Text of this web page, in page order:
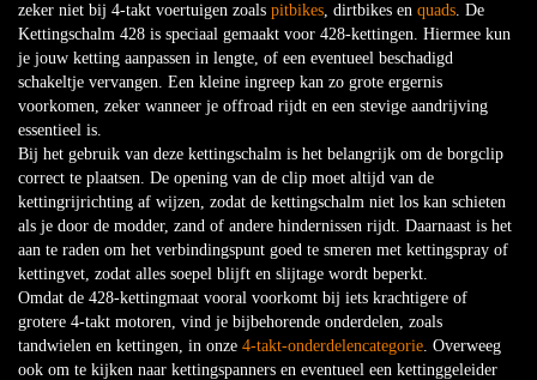
zeker niet bij 4-takt voertuigen zoals pitbikes, dirtbikes en quads. De
Kettingschalm 428 is speciaal gemaakt voor 428-kettingen. Hiermee kun
je jouw ketting aanpassen in lengte, of een eventueel beschadigd
schakeltje vervangen. Een kleine ingreep kan zo grote ergernis
voorkomen, zeker wanneer je offroad rijdt en een stevige aandrijving
essentieel is.
Bij het gebruik van deze kettingschalm is het belangrijk om de borgclip
correct te plaatsen. De opening van de clip moet altijd van de
kettingrijrichting af wijzen, zodat de kettingschalm niet los kan schieten
als je door de modder, zand of andere hindernissen rijdt. Daarnaast is het
aan te raden om het verbindingspunt goed te smeren met kettingspray of
kettingvet, zodat alles soepel blijft en slijtage wordt beperkt.
Omdat de 428-kettingmaat vooral voorkomt bij iets krachtigere of
grotere 4-takt motoren, vind je bijbehorende onderdelen, zoals
tandwielen en kettingen, in onze 4-takt-onderdelencategorie. Overweeg
ook om te kijken naar kettingspanners en eventueel een kettinggeleider